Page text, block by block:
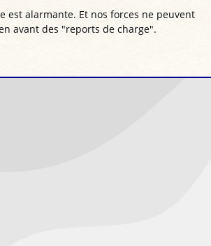
est alarmante. Et nos forces ne peuvent
avant des "reports de charge".